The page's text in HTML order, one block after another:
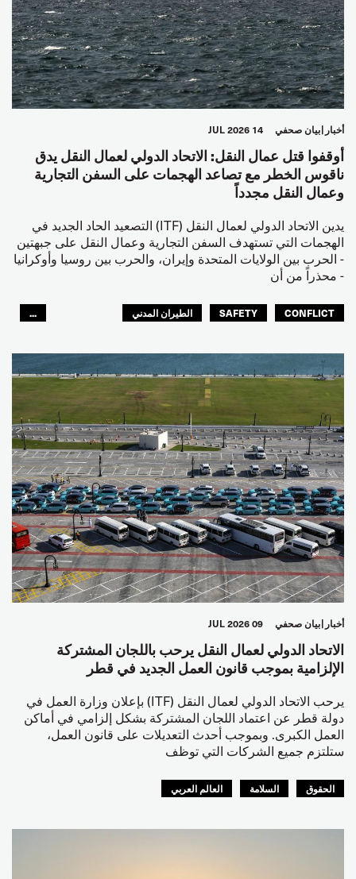
أخبار بيان صحفي 14 JUL 2026
أوقفوا قتل عمال النقل: الاتحاد الدولي لعمال النقل يدق
ناقوس الخطر مع تصاعد الهجمات على السفن التجارية
وعمال النقل مجدداً
يدين الاتحاد الدولي لعمال النقل (ITF) التصعيد الحاد الجديد في
الهجمات التي تستهدف السفن التجارية وعمال النقل على جبهتين
- الحرب بين الولايات المتحدة وإيران، والحرب بين روسيا وأوكرانيا
- محذراً من أن
CONFLICT
SAFETY
الطيران المدني
العالم العربي
...
أخبار بيان صحفي 09 JUL 2026
الاتحاد الدولي لعمال النقل يرحب باللجان المشتركة
الإلزامية بموجب قانون العمل الجديد في قطر
يرحب الاتحاد الدولي لعمال النقل (ITF) بإعلان وزارة العمل في
دولة قطر عن اعتماد اللجان المشتركة بشكل إلزامي في أماكن
العمل الكبرى. وبموجب أحدث التعديلات على قانون العمل،
ستلتزم جميع الشركات التي توظف
الحقوق السلامة العالم العربي